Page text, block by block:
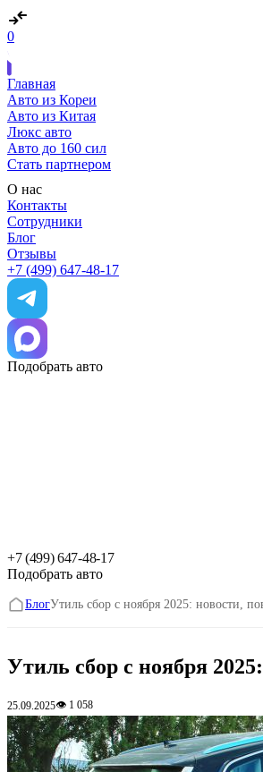
0
Главная
Авто из Кореи
Авто из Китая
Люкс авто
Авто до 160 сил
Стать партнером
О нас
Контакты
Сотрудники
Блог
Отзывы
+7 (499) 647-48-17
Подобрать авто
+7 (499) 647-48-17
Подобрать авто
БлогУтиль сбор с ноября 2025: новости,
Утиль сбор с ноября
25.09.2025👁 1 058